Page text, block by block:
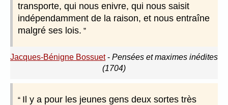
transporte, qui nous enivre, qui nous saisit
indépendamment de la raison, et nous entraîne
malgré ses lois.
Jacques-Bénigne Bossuet- Pensées et maximes inédites
(1704)
Il y a pour les jeunes gens deux sortes très